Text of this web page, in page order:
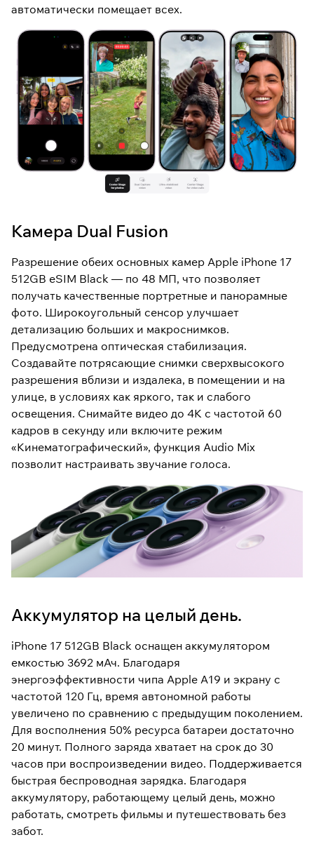
автоматически помещает всех.
Камера Dual Fusion
Разрешение обеих основных камер Apple iPhone 17
512GB eSIM Black — по 48 МП, что позволяет
получать качественные портретные и панорамные
фото. Широкоугольный сенсор улучшает
детализацию больших и макроснимков.
Предусмотрена оптическая стабилизация.
Создавайте потрясающие снимки сверхвысокого
разрешения вблизи и издалека, в помещении и на
улице, в условиях как яркого, так и слабого
освещения. Снимайте видео до 4K с частотой 60
кадров в секунду или включите режим
«Кинематографический», функция Audio Mix
позволит настраивать звучание голоса.
Аккумулятор на целый день.
iPhone 17 512GB Black оснащен аккумулятором
емкостью 3692 мАч. Благодаря
энергоэффективности чипа Apple A19 и экрану с
частотой 120 Гц, время автономной работы
увеличено по сравнению с предыдущим поколением.
Для восполнения 50% ресурса батареи достаточно
20 минут. Полного заряда хватает на срок до 30
часов при воспроизведении видео. Поддерживается
быстрая беспроводная зарядка. Благодаря
аккумулятору, работающему целый день, можно
работать, смотреть фильмы и путешествовать без
забот.